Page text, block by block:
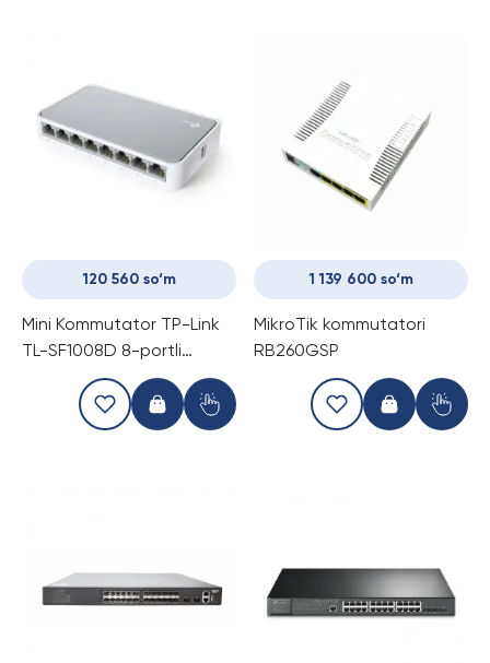
120 560 so‘m
Mini Kommutator TP-Link
TL-SF1008D 8-portli
1 139 600 so‘m
MikroTik kommutatori
RB260GSP